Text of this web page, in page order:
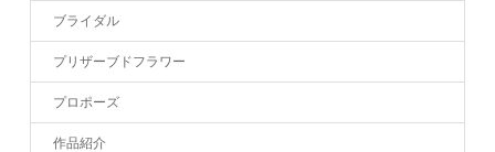
ブライダル
プリザーブドフラワー
プロポーズ
作品紹介